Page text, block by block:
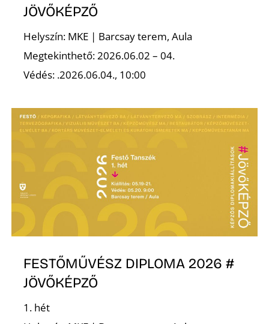
JÖVŐKÉPZŐ
Helyszín: MKE | Barcsay terem, Aula
Megtekinthető: 2026.06.02 – 04.
Védés: .2026.06.04., 10:00
FESTŐMŰVÉSZ DIPLOMA 2026 #
JÖVŐKÉPZŐ
1. hét